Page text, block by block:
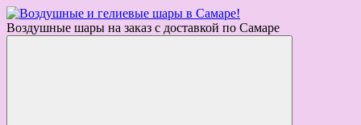
Воздушные шары на заказ с доставкой по Самаре